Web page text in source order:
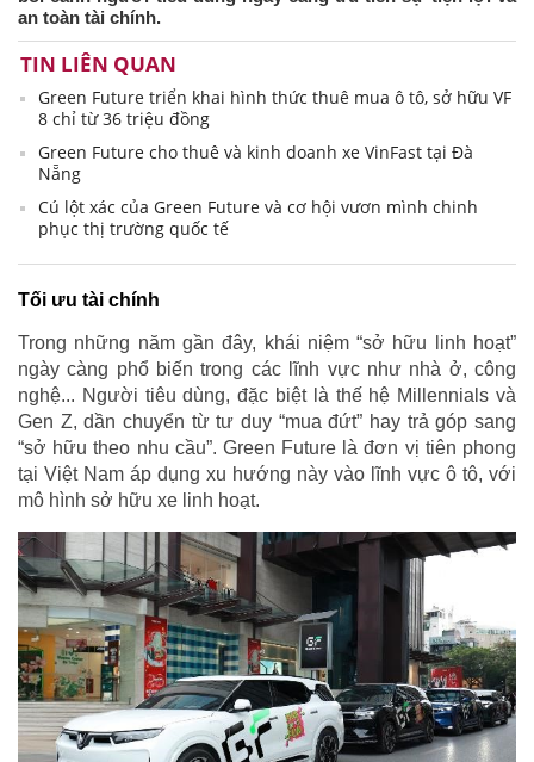
an toàn tài chính.
TIN LIÊN QUAN
Green Future triển khai hình thức thuê mua ô tô, sở hữu VF
8 chỉ từ 36 triệu đồng
Green Future cho thuê và kinh doanh xe VinFast tại Đà
Nẵng
Cú lột xác của Green Future và cơ hội vươn mình chinh
phục thị trường quốc tế
Tối ưu tài chính
Trong những năm gần đây, khái niệm “sở hữu linh hoạt”
ngày càng phổ biến trong các lĩnh vực như nhà ở, công
nghệ... Người tiêu dùng, đặc biệt là thế hệ Millennials và
Gen Z, dần chuyển từ tư duy “mua đứt” hay trả góp sang
“sở hữu theo nhu cầu”. Green Future là đơn vị tiên phong
tại Việt Nam áp dụng xu hướng này vào lĩnh vực ô tô, với
mô hình sở hữu xe linh hoạt.